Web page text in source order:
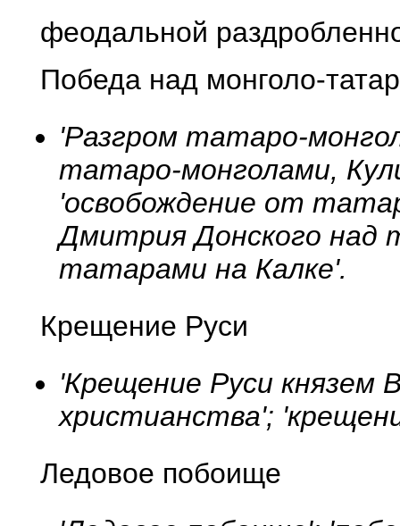
феодальной
Победа над монголо-
'Разгром татаро-
татаро-монголами,
'освобождение от
Дмитрия Донского над
татарами на Калке'.
Крещение Руси
'Крещение Руси князем
христианства';
Ледовое побоище